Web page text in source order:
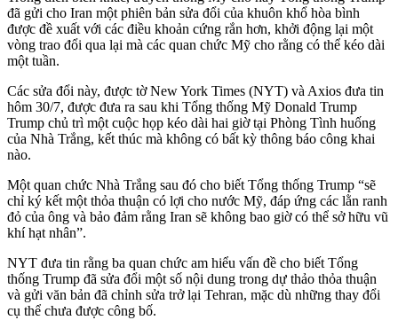
đã gửi cho Iran một phiên bản sửa đổi của khuôn khổ hòa bình
được đề xuất với các điều khoản cứng rắn hơn, khởi động lại một
vòng trao đổi qua lại mà các quan chức Mỹ cho rằng có thể kéo dài
một tuần.
Các sửa đổi này, được tờ New York Times (NYT) và Axios đưa tin
hôm 30/7, được đưa ra sau khi Tổng thống Mỹ Donald Trump
Trump chủ trì một cuộc họp kéo dài hai giờ tại Phòng Tình huống
của Nhà Trắng, kết thúc mà không có bất kỳ thông báo công khai
nào.
Một quan chức Nhà Trắng sau đó cho biết Tổng thống Trump “sẽ
chỉ ký kết một thỏa thuận có lợi cho nước Mỹ, đáp ứng các lằn ranh
đỏ của ông và bảo đảm rằng Iran sẽ không bao giờ có thể sở hữu vũ
khí hạt nhân”.
NYT đưa tin rằng ba quan chức am hiểu vấn đề cho biết Tổng
thống Trump đã sửa đổi một số nội dung trong dự thảo thỏa thuận
và gửi văn bản đã chỉnh sửa trở lại Tehran, mặc dù những thay đổi
cụ thể chưa được công bố.